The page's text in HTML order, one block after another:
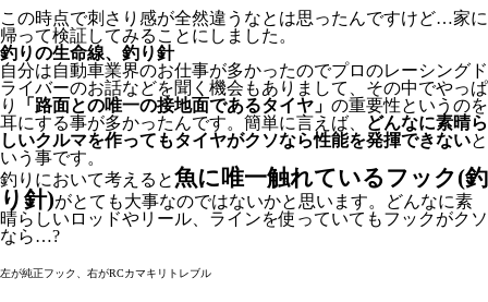
この時点で刺さり感が全然違うなとは思ったんですけど…家に
帰って検証してみることにしました。
釣りの生命線、釣り針
自分は自動車業界のお仕事が多かったのでプロのレーシングド
ライバーのお話などを聞く機会もありまして、その中でやっぱ
り
「路面との唯一の接地面であるタイヤ」 の重要性というのを
耳にする事が多かったんです。簡単に言えば、
どんなに素晴ら
しいクルマを作ってもタイヤがクソなら性能を発揮できないと
いう事です。
釣りにおいて考えると魚に唯一触れているフック(釣
り針)がとても大事なのではないかと思います。どんなに素
晴らしいロッドやリール、ラインを使っていてもフックがクソ
なら…?
左が純正フック、右がRCカマキリトレブル